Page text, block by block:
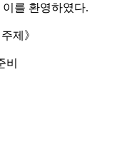
를 환영하였다.
제》